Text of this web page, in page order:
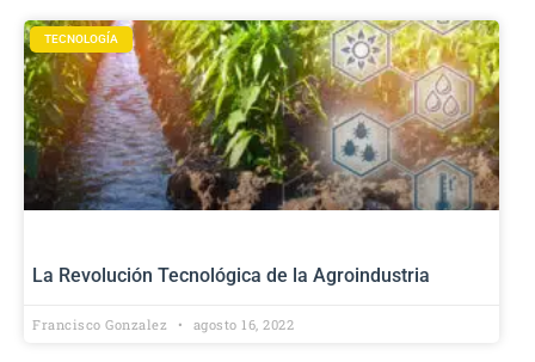
TECNOLOGÍA
La Revolución Tecnológica de la Agroindustria
Francisco Gonzalez agosto 16, 2022